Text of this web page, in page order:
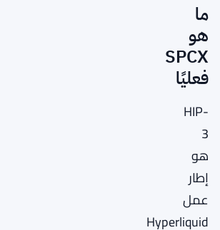
ما
هو
SPCX
فعليًا
HIP-
3
هو
إطار
عمل
Hyperliquid